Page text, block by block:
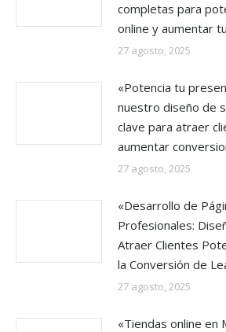
completas para
online y aumentar
27 agosto, 2025
«Potencia tu
nuestro diseño de
clave para atraer
aumentar
27 agosto, 2025
«Desarrollo de
Profesionales:
Atraer Clientes
la Conversión de
27 agosto, 2025
«Tiendas online en